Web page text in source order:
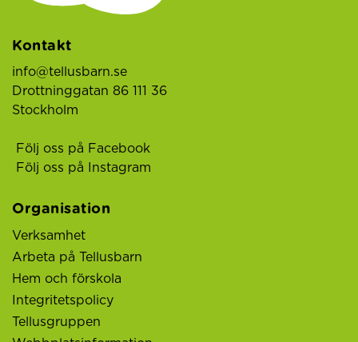
Kontakt
info@tellusbarn.se
Drottninggatan 86 111 36
Stockholm
Följ oss på Facebook
Följ oss på Instagram
Organisation
Verksamhet
Arbeta på Tellusbarn
Hem och förskola
Integritetspolicy
Tellusgruppen